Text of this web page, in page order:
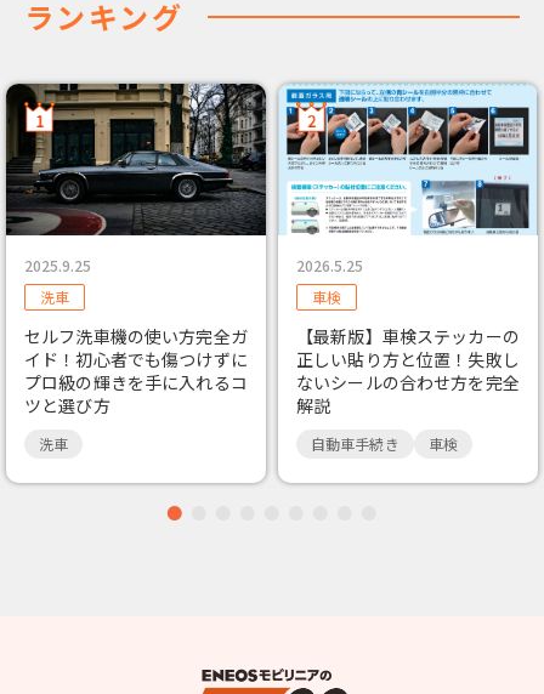
ランキング
2025.9.25
洗車
セルフ洗車機の使い方完全ガ
イド！初心者でも傷つけずに
プロ級の輝きを手に入れるコ
ツと選び方
洗車
2026.5.25
車検
【最新版】車検ステッカーの
正しい貼り方と位置！失敗し
ないシールの合わせ方を完全
解説
自動車手続き 車検